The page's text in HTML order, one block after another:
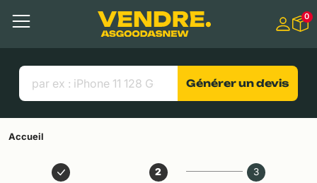
Contenu principal
Menu
Liens utiles
0
Générer un devis
Accueil
2
3